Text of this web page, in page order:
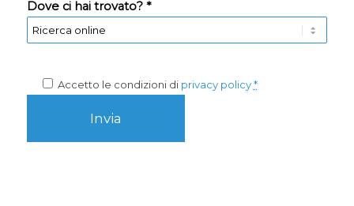
Dove ci hai trovato? *
Accetto le condizioni di privacy policy *